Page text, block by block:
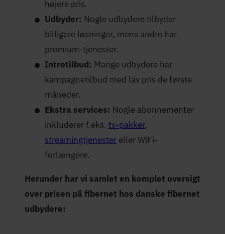
højere pris.
Udbyder: Nogle udbydere tilbyder
billigere løsninger, mens andre har
premium-tjenester.
Introtilbud: Mange udbydere har
kampagnetilbud med lav pris de første
måneder.
Ekstra services: Nogle abonnementer
inkluderer f.eks. tv-pakker,
streamingtjenester eller WiFi-
forlængere.
Herunder har vi samlet en komplet oversigt
over prisen på fibernet hos danske fibernet
udbydere: